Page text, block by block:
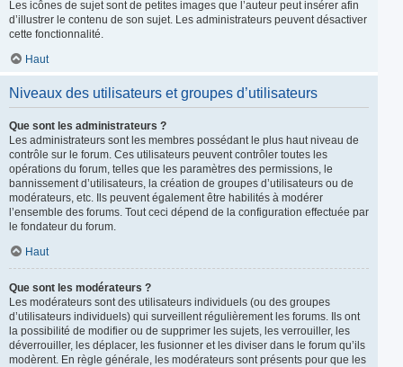
Les icônes de sujet sont de petites images que l’auteur peut insérer afin
d’illustrer le contenu de son sujet. Les administrateurs peuvent désactiver
cette fonctionnalité.
Haut
Niveaux des utilisateurs et groupes d’utilisateurs
Que sont les administrateurs ?
Les administrateurs sont les membres possédant le plus haut niveau de
contrôle sur le forum. Ces utilisateurs peuvent contrôler toutes les
opérations du forum, telles que les paramètres des permissions, le
bannissement d’utilisateurs, la création de groupes d’utilisateurs ou de
modérateurs, etc. Ils peuvent également être habilités à modérer
l’ensemble des forums. Tout ceci dépend de la configuration effectuée par
le fondateur du forum.
Haut
Que sont les modérateurs ?
Les modérateurs sont des utilisateurs individuels (ou des groupes
d’utilisateurs individuels) qui surveillent régulièrement les forums. Ils ont
la possibilité de modifier ou de supprimer les sujets, les verrouiller, les
déverrouiller, les déplacer, les fusionner et les diviser dans le forum qu’ils
modèrent. En règle générale, les modérateurs sont présents pour que les